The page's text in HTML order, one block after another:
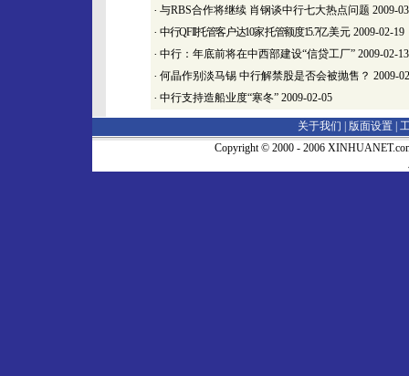
· 与RBS合作将继续 肖钢谈中行七大热点问题 2009-
· 中行QFII托管客户达10家 托管额度15.7亿美元 2009-02-19
· 中行：年底前将在中西部建设“信贷工厂” 2009-02-13
· 何晶作别淡马锡 中行解禁股是否会被抛售？ 2009-
· 中行支持造船业度“寒冬” 2009-02-05
关于我们 | 版面设置
Copyright © 2000 - 2006